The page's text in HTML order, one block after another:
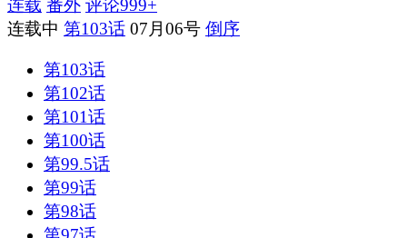
连载 番外 评论999+
连载中 第103话 07月06号 倒序
第103话
第102话
第101话
第100话
第99.5话
第99话
第98话